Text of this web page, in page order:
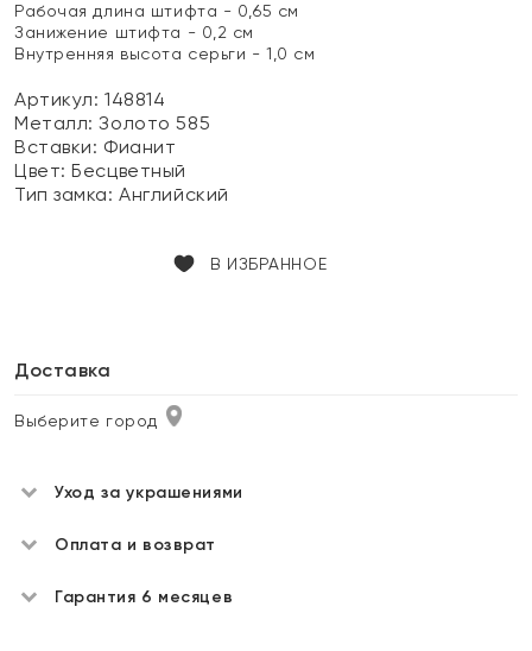
Рабочая длина штифта - 0,65 см
Занижение штифта - 0,2 см
Внутренняя высота серьги - 1,0 см
Артикул: 148814
Металл:Золото 585
Вставки: Фианит
Цвет:Бесцветный
Тип замка:Английский
В ИЗБРАННОЕ
Доставка
Выберите город
Уход за украшениями
Оплата и возврат
Гарантия 6 месяцев